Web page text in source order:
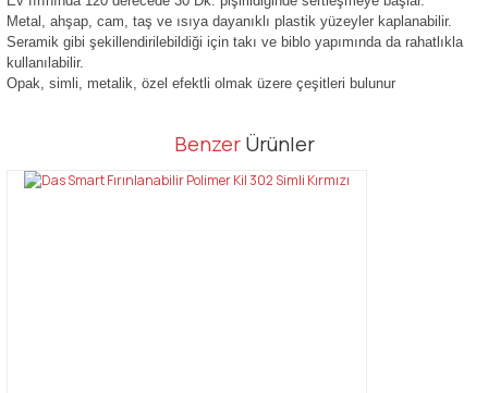
Metal, ahşap, cam, taş ve ısıya dayanıklı plastik yüzeyler kaplanabilir.
Seramik gibi şekillendirilebildiği için takı ve biblo yapımında da rahatlıkla
kullanılabilir.
Opak, simli, metalik, özel efektli olmak üzere çeşitleri bulunur
Bu ürüne ilk yorumu siz yapın!
Bu ürünün fiyat bilgisi, resim, ürün açıklamalarında ve diğer
tarafımıza iletebilirsiniz.
Benzer Ürünler